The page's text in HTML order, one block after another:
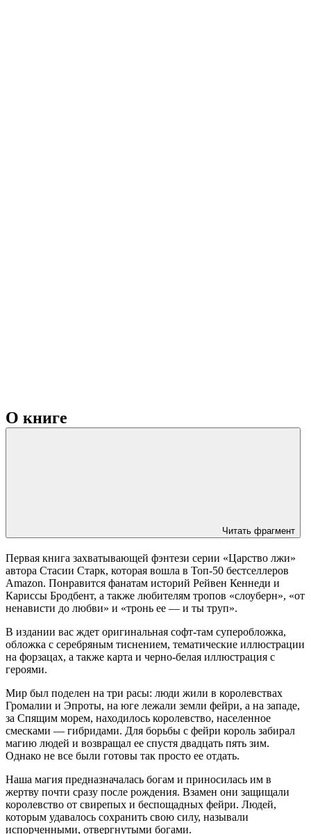
О книге
Читать фрагмент
Первая книга захватывающей фэнтези серии «Царство лжи»
автора Стасии Старк, которая вошла в Топ-50 бестселлеров
Amazon. Понравится фанатам историй Рейвен Кеннеди и
Кариссы Бродбент, а также любителям тропов «слоуберн», «от
ненависти до любви» и «тронь ее — и ты труп».
В издании вас ждет оригинальная софт-там суперобложка,
обложка с серебряным тиснением, тематические иллюстрации
на форзацах, а также карта и черно-белая иллюстрация с
героями.
Мир был поделен на три расы: люди жили в королевствах
Громалии и Эпроты, на юге лежали земли фейри, а на западе,
за Спящим морем, находилось королевство, населенное
смесками — гибридами. Для борьбы с фейри король забирал
магию людей и возвращал ее спустя двадцать пять зим.
Однако не все были готовы так просто ее отдать.
Наша магия предназначалась богам и приносилась им в
жертву почти сразу после рождения. Взамен они защищали
королевство от свирепых и беспощадных фейри. Людей,
которым удавалось сохранить свою силу, называли
испорченными, отвергнутыми богами.